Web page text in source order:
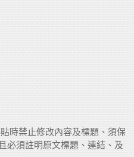
時禁止修改內容及標題、須保
必須註明原文標題、連結、及